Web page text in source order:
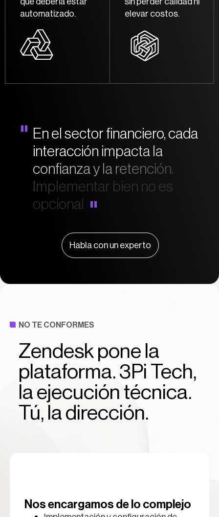
automatizado.
elevar costos.
" En e sector fnanciero, cada
interacción impacta a
confanzay a retención.
mp ementar bien no es
opciona "
Habla con un experto
NO TE CONFORMES
Zendesk pone la
plataforma. 3Pi Tech,
la ejecución técnica.
Tú, la dirección.
Nos encargamos de lo complejo